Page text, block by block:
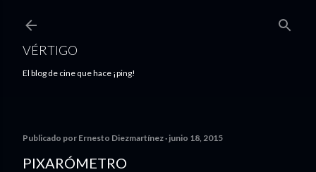
VÉRTIGO
El blog de cine que hace ¡ping!
Publicado por Ernesto Diezmartínez junio 18, 2015
PIXARÓMETRO